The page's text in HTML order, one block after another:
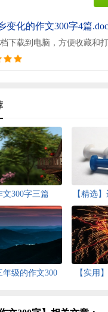
变化的作文300字4篇.doc
下载到电脑，方便收藏和
300字三篇
【精选
年级的作文300
【实用